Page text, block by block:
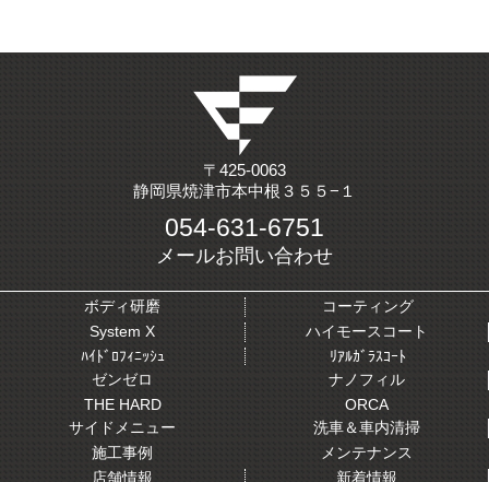
〒425-0063
静岡県焼津市本中根３５５−１
054-631-6751
メールお問い合わせ
ボディ研磨
コーティング
System X
ハイモースコート
ﾊｲﾄﾞﾛﾌｨﾆｯｼｭ
ﾘｱﾙｶﾞﾗｽｺｰﾄ
ゼンゼロ
ナノフィル
THE HARD
ORCA
サイドメニュー
洗車＆車内清掃
施工事例
メンテナンス
店舗情報
新着情報